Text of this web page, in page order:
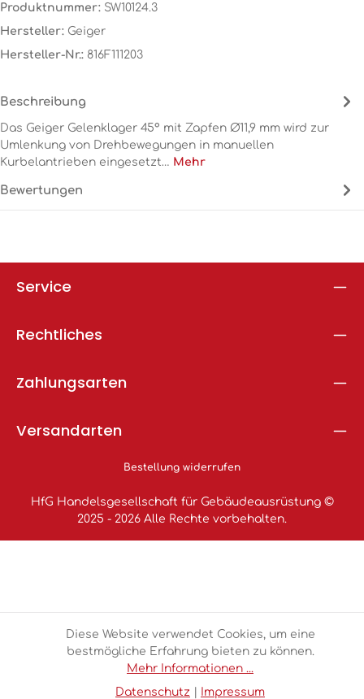
Produktnummer: SW10124.3
Hersteller: Geiger
Hersteller-Nr.: 816F111203
Beschreibung
Das Geiger Gelenklager 45° mit Zapfen Ø11,9 mm wird zur
Umlenkung von Drehbewegungen in manuellen
Kurbelantrieben eingesetzt… Mehr
Bewertungen
Service
Rechtliches
Zahlungsarten
Versandarten
Bestellung widerrufen
HfG Handelsgesellschaft für Gebäudeausrüstung ©
2025 - 2026 Alle Rechte vorbehalten.
Diese Website verwendet Cookies, um eine
bestmögliche Erfahrung bieten zu können.
Mehr Informationen ...
Datenschutz
Impressum